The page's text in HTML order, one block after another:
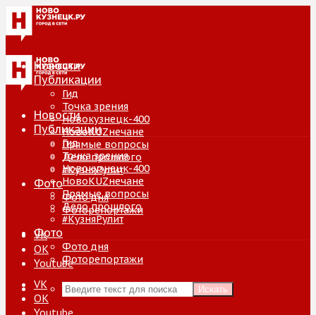
Новости
Публикации
Гид
Точка зрения
Новокузнецк-400
НовоKUZнечане
Прямые вопросы
Дело прошлого
#КузняРулит
Фото
Фото дня
Фоторепортажи
VK
ОК
Youtube
Искать
Новости
Публикации
Гид
Точка зрения
Новокузнецк-400
НовоKUZнечане
Прямые вопросы
Дело прошлого
#КузняРулит
Фото
Фото дня
Фоторепортажи
VK
ОК
Youtube